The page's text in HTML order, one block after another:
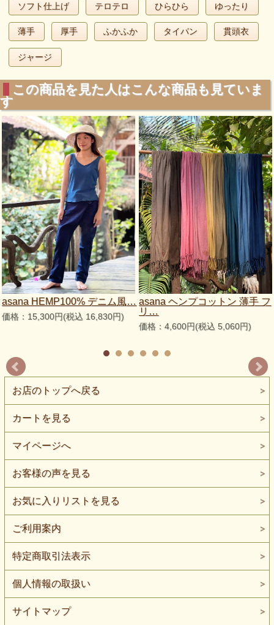
ソフト仕上げ テロテロ ひらひら ゆったり
薄手 厚手 ふかふか タイパン 貫頭衣
ジャージ
この商品を見た人はこんな商品も見ていま
す
asana HEMP100% デニム風…
価格：15,300円(税込 16,830円)
asana ヘンプコットン 薄手 フ
リ…
価格：4,600円(税込 5,060円)
お店のトップへ戻る
カートを見る
マイページへ
お客様の声を見る
お気に入りリストを見る
ご利用案内
特定商取引法表示
個人情報の取扱い
サイトマップ